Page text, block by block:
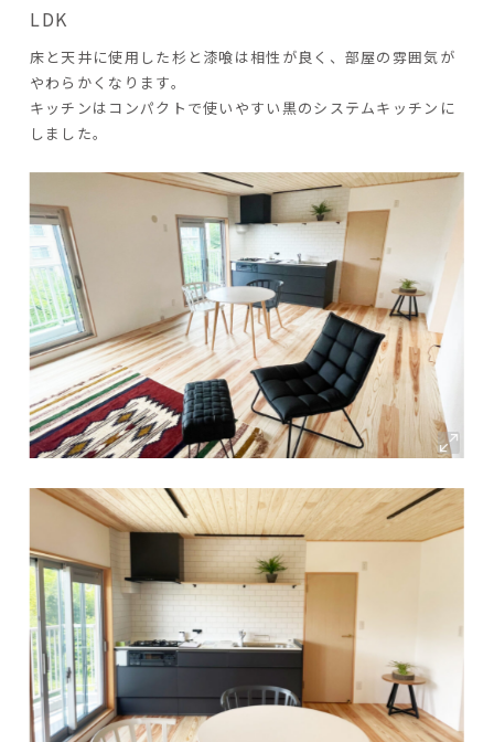
LDK
床と天井に使用した杉と漆喰は相性が良く、部屋の雰囲気が
やわらかくなります。
キッチンはコンパクトで使いやすい黒のシステムキッチンに
しました。